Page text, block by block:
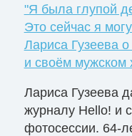
"Я была глупой
Это сейчас я
Лариса Гузеева
и своём мужском
Лариса Гузеева
журналу Hello! и
фотосессии. 64-